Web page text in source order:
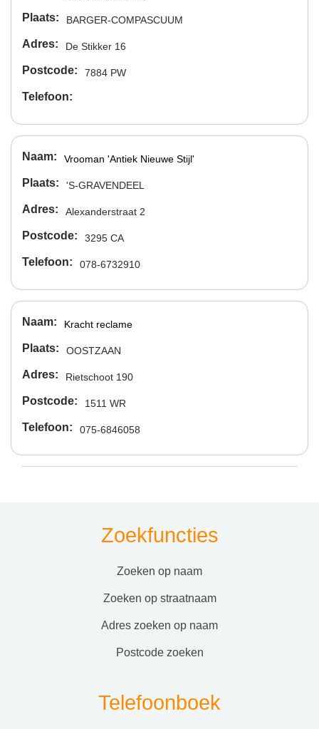
Plaats BARGER-COMPASCUUM
Adres De Stikker 16
Postcode 7884 PW
Telefoon
Naam Vrooman 'Antiek Nieuwe Stijl'
Plaats 'S-GRAVENDEEL
Adres Alexanderstraat 2
Postcode 3295 CA
Telefoon 078-6732910
Naam Kracht reclame
Plaats OOSTZAAN
Adres Rietschoot 190
Postcode 1511 WR
Telefoon 075-6846058
Zoekfuncties
zoeken op naam
zoeken op straatnaam
adres zoeken op naam
postcode zoeken
Telefoonboek